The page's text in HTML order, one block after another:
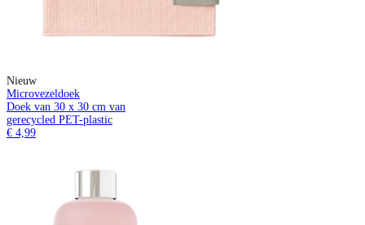
Nieuw
Microvezeldoek
Doek van 30 x 30 cm van
gerecycled PET-plastic
€ 4,99